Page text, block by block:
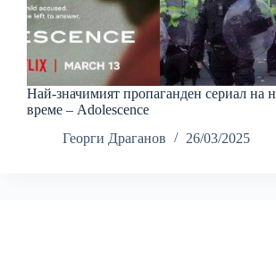
Най-значимият пропаганден сериал на
време – Adolescence
Георги Драганов
26/03/2025